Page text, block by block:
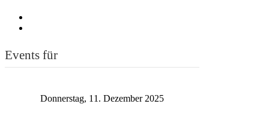
Events für
Donnerstag, 11. Dezember 2025